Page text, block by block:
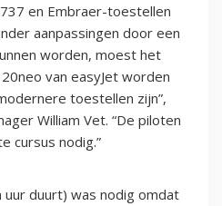
en Embraer-toestellen
aanpassingen door een
worden, moest het
van easyJet worden
toestellen zijn”,
William Vet. “De piloten
cursus nodig.”
uur duurt) was nodig omdat